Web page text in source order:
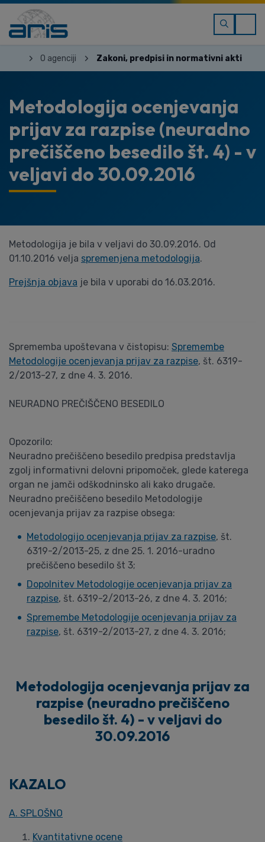
O agenciji Zakoni, predpisi in normativni akti
Metodologija ocenjevanja
prijav za razpise (neuradno
prečiščeno besedilo št. 4) - v
veljavi do 30.09.2016
Metodologija je bila v veljavi do 30.09.2016. Od
01.10.2016 velja spremenjena metodologija.
Prejšnja objava je bila v uporabi do 16.03.2016.
Sprememba upoštevana v čistopisu: Spremembe
Metodologije ocenjevanja prijav za razpise, št. 6319-
2/2013-27, z dne 4. 3. 2016.
NEURADNO PREČIŠČENO BESEDILO
Opozorilo:
Neuradno prečiščeno besedilo predpisa predstavlja
zgolj informativni delovni pripomoček, glede katerega
organ ne jamči odškodninsko ali kako drugače.
Neuradno prečiščeno besedilo Metodologije
ocenjevanja prijav za razpise obsega:
Metodologijo ocenjevanja prijav za razpise, št.
6319-2/2013-25, z dne 25. 1. 2016-uradno
prečiščeno besedilo št 3;
Dopolnitev Metodologije ocenjevanja prijav za
razpise, št. 6319-2/2013-26, z dne 4. 3. 2016;
Spremembe Metodologije ocenjevanja prijav za
razpise, št. 6319-2/2013-27, z dne 4. 3. 2016;
Metodologija ocenjevanja prijav za
razpise (neuradno prečiščeno
besedilo št. 4) - v veljavi do
30.09.2016
KAZALO
A. SPLOŠNO
Kvantitativne ocene